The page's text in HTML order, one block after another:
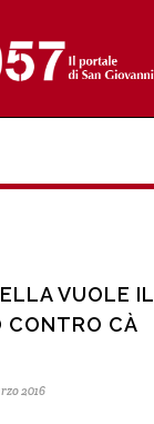
VUOLE IL
CONTRO CÀ
2016